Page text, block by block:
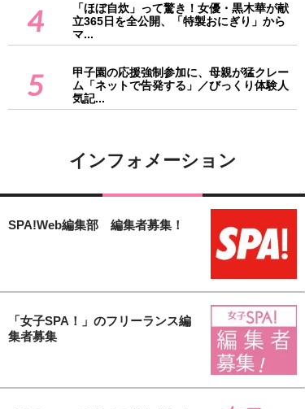
4
「ほぼ自炊」って驚き！女優・黒木華が献
立365日を全公開、「特製おにぎり」から
マ...
5
甲子園の応援強制参加に、母親が猛クレー
ム「ネットで告発する」／びっくり体験人
気記...
インフォメーション
SPA!Web編集部 編集者募集！
「女子SPA！」のフリーランス編
集者募集